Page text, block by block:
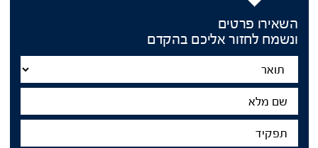
השאירו פרטים
ונשמח לחזור אליכם בהקדם
Title
שם
מלא
תפקיד